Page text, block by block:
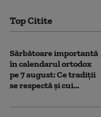
Top Citite
Sărbătoare importantă
în calendarul ortodox
pe 7 august: Ce tradiții
se respectă și cui...